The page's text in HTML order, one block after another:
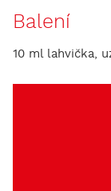
Balení
10 ml lahvička,